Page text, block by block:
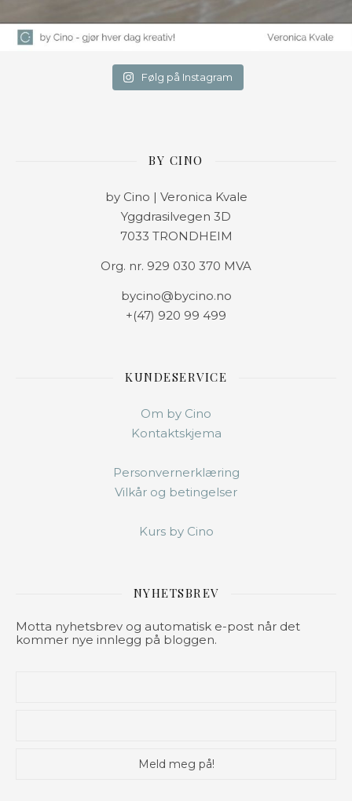
Følg på Instagram
BY CINO
by Cino | Veronica Kvale
Yggdrasilvegen 3D
7033 TRONDHEIM
Org. nr. 929 030 370 MVA
bycino@bycino.no
+(47) 920 99 499
KUNDESERVICE
Om by Cino
Kontaktskjema
Personvernerklæring
Vilkår og betingelser
Kurs by Cino
NYHETSBREV
Motta nyhetsbrev og automatisk e-post når det
kommer nye innlegg på bloggen.